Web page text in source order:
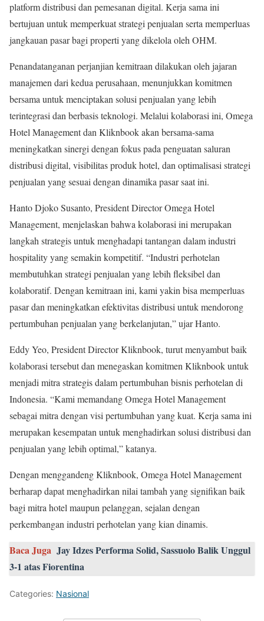
platform distribusi dan pemesanan digital. Kerja sama ini
bertujuan untuk memperkuat strategi penjualan serta memperluas
jangkauan pasar bagi properti yang dikelola oleh OHM.
Penandatanganan perjanjian kemitraan dilakukan oleh jajaran
manajemen dari kedua perusahaan, menunjukkan komitmen
bersama untuk menciptakan solusi penjualan yang lebih
terintegrasi dan berbasis teknologi. Melalui kolaborasi ini, Omega
Hotel Management dan Kliknbook akan bersama-sama
meningkatkan sinergi dengan fokus pada penguatan saluran
distribusi digital, visibilitas produk hotel, dan optimalisasi strategi
penjualan yang sesuai dengan dinamika pasar saat ini.
Hanto Djoko Susanto, President Director Omega Hotel
Management, menjelaskan bahwa kolaborasi ini merupakan
langkah strategis untuk menghadapi tantangan dalam industri
hospitality yang semakin kompetitif. “Industri perhotelan
membutuhkan strategi penjualan yang lebih fleksibel dan
kolaboratif. Dengan kemitraan ini, kami yakin bisa memperluas
pasar dan meningkatkan efektivitas distribusi untuk mendorong
pertumbuhan penjualan yang berkelanjutan,” ujar Hanto.
Eddy Yeo, President Director Kliknbook, turut menyambut baik
kolaborasi tersebut dan menegaskan komitmen Kliknbook untuk
menjadi mitra strategis dalam pertumbuhan bisnis perhotelan di
Indonesia. “Kami memandang Omega Hotel Management
sebagai mitra dengan visi pertumbuhan yang kuat. Kerja sama ini
merupakan kesempatan untuk menghadirkan solusi distribusi dan
penjualan yang lebih optimal,” katanya.
Dengan menggandeng Kliknbook, Omega Hotel Management
berharap dapat menghadirkan nilai tambah yang signifikan baik
bagi mitra hotel maupun pelanggan, sejalan dengan
perkembangan industri perhotelan yang kian dinamis.
Baca Juga Jay Idzes Performa Solid, Sassuolo Balik Unggul
3-1 atas Fiorentina
Categories: Nasional